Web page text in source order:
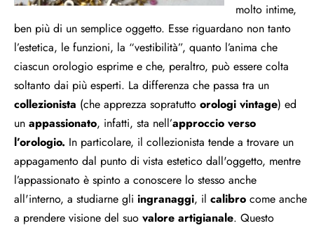
molto intime,
ben più di un semplice oggetto. Esse riguardano non tanto
l’estetica, le funzioni, la “vestibilità”, quanto l’anima che
ciascun orologio esprime e che, peraltro, può essere colta
soltanto dai più esperti. La differenza che passa tra un
collezionista (che apprezza sopratutto orologi vintage) ed
un appassionato, infatti, sta nell’approccio verso
l’orologio. In particolare, il collezionista tende a trovare un
appagamento dal punto di vista estetico dall'oggetto, mentre
l’appassionato è spinto a conoscere lo stesso anche
all'interno, a studiarne gli ingranaggi, il calibro come anche
a prendere visione del suo valore artigianale. Questo